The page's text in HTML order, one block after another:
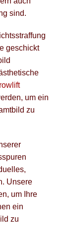
sind.
geschickt
um ein
zu
Unsere
um Ihre
ein
zu